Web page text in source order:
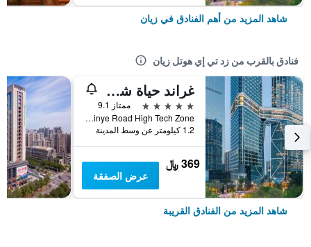
شاهد المزيد من أهم الفنادق في زيان
فنادق بالقرب من زد تي إي هوتل زيان
غراند حياة شي أن
5 نجوم
ممتاز 9.1
No 12 Jinye Road High Tech Zone, زيان, الصين
1.2 كيلومتر عن وسط المدينة
369 ﷼
عرض الصفقة
شاهد المزيد من الفنادق القريبة